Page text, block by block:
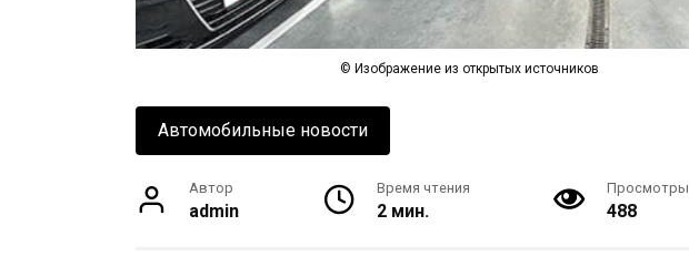
© Изображение из открытых источников
Автомобильные новости
Автор
admin
Время чтения
2 мин.
Просмотры
488